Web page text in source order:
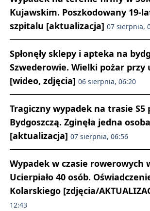
Kujawskim. Poszkodowany 19-
szpitalu [aktualizacja] 07 sierpnia,
Spłonęły sklepy i apteka na
Szwederowie. Wielki pożar przy
[wideo, zdjęcia] 06 sierpnia, 06:20
Tragiczny wypadek na trasie S5
Bydgoszczą. Zginęła jedna osoba
[aktualizacja] 07 sierpnia, 06:56
Wypadek w czasie rowerowych
Ucierpiało 40 osób.
Kolarskiego [zdjęcia/
12:43